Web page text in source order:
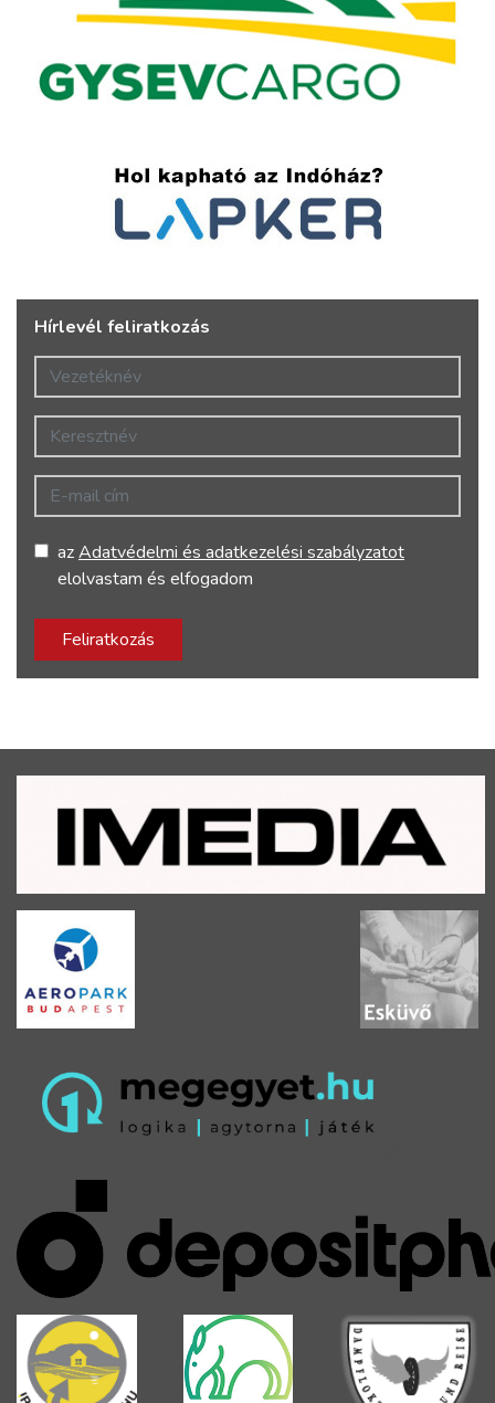
Hírlevél feliratkozás
Vezetéknév
Keresztnév
E-mail cím
azAdatvédelmi és adatkezelési szabályzatot
elolvastam és elfogadom
Feliratkozás